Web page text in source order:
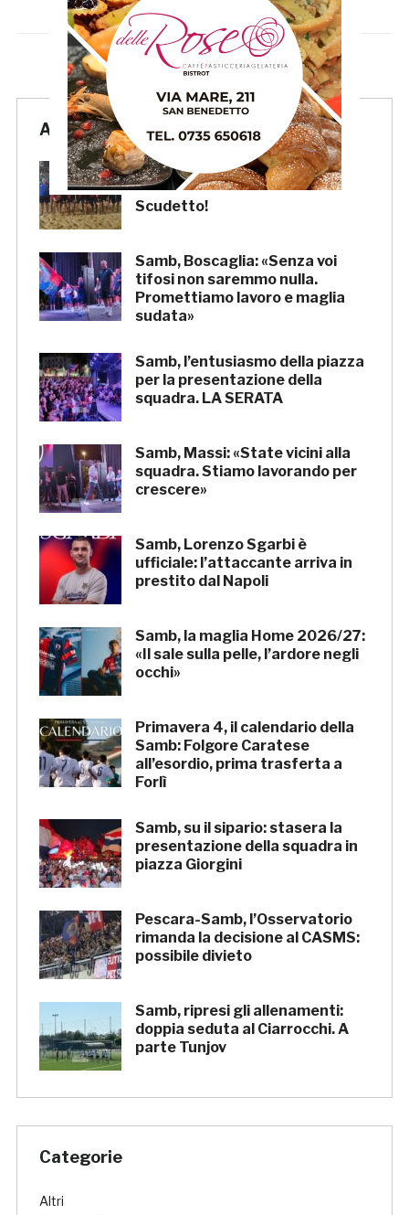
Articoli Recenti
La Samb Beach Soccer batte
Milano 9-3 e va in Semifinale
Scudetto!
Samb, Boscaglia: «Senza voi
tifosi non saremmo nulla.
Promettiamo lavoro e maglia
sudata»
Samb, l’entusiasmo della piazza
per la presentazione della
squadra. LA SERATA
Samb, Massi: «State vicini alla
squadra. Stiamo lavorando per
crescere»
Samb, Lorenzo Sgarbi è
ufficiale: l’attaccante arriva in
prestito dal Napoli
Samb, la maglia Home 2026/27:
«Il sale sulla pelle, l’ardore negli
occhi»
Primavera 4, il calendario della
Samb: Folgore Caratese
all’esordio, prima trasferta a
Forlì
Samb, su il sipario: stasera la
presentazione della squadra in
piazza Giorgini
Pescara-Samb, l’Osservatorio
rimanda la decisione al CASMS:
possibile divieto
Samb, ripresi gli allenamenti:
doppia seduta al Ciarrocchi. A
parte Tunjov
Categorie
Altri